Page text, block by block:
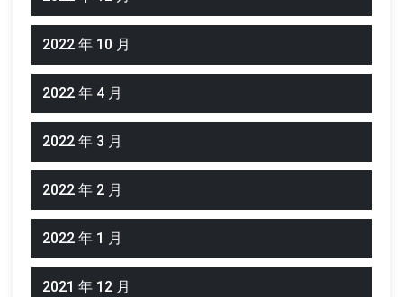
2022 年 10 月
2022 年 4 月
2022 年 3 月
2022 年 2 月
2022 年 1 月
2021 年 12 月